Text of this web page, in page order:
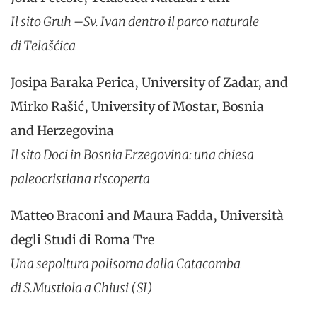
Il sitoGruh –Sv. Ivan dentro il parco naturale
diTelašćica
Josipa Baraka Perica, University of Zadar, and
Mirko Rašić, University of Mostar, Bosnia
and Herzegovina
Il sitoDociin Bosnia Erzegovina: una chiesa
paleocristiana riscoperta
Matteo Braconi and Maura Fadda, Università
degli Studi di Roma Tre
Una sepoltura polisoma dalla Catacomba
diS.Mustiolaa Chiusi (SI)